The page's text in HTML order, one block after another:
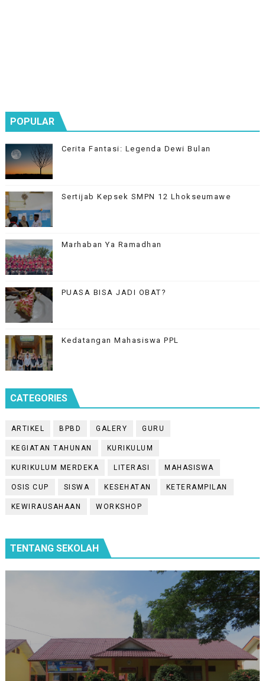
POPULAR
Cerita Fantasi: Legenda Dewi Bulan
Sertijab Kepsek SMPN 12 Lhokseumawe
Marhaban Ya Ramadhan
PUASA BISA JADI OBAT?
Kedatangan Mahasiswa PPL
CATEGORIES
ARTIKEL BPBD GALERY GURU
KEGIATAN TAHUNAN KURIKULUM
KURIKULUM MERDEKA LITERASI MAHASISWA
OSIS CUP SISWA KESEHATAN KETERAMPILAN
KEWIRAUSAHAAN WORKSHOP
TENTANG SEKOLAH